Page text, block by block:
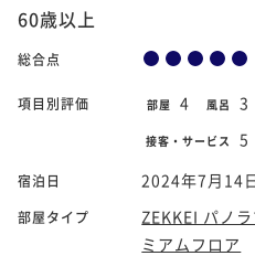
60歳以上
総合点
項目別評価 部屋 4 風呂 3
接客・サービス 5
宿泊日 2024年7月14
部屋タイプ
ZEKKEI パノ
ミアムフロア